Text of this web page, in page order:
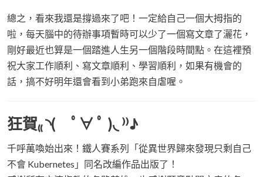
總之，看來我還是撐過來了吧！一定給自己一個大拇指的
啦，每天腦中的待辦事項暫時可以少了一個寫文章了灑花，
剛好最近也算是一個踏進人生另一個階段時間點。在這裡預
祝大家工作順利、寫文章順利、學習順利，如果有機會的
話，搞不好明年還會看到小弟跑來自虐喔。
狂賀₍₍ ◝( ﾟ∀ ﾟ )◟ ⁾⁾♪
千呼萬喚始出來！鐵人賽系列「從異世界歸來發現只剩自己
不會 Kubernetes」同名改編作品出版了！